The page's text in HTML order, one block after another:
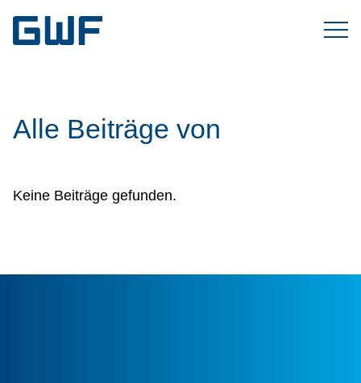
Alle Beiträge von
Keine Beiträge gefunden.